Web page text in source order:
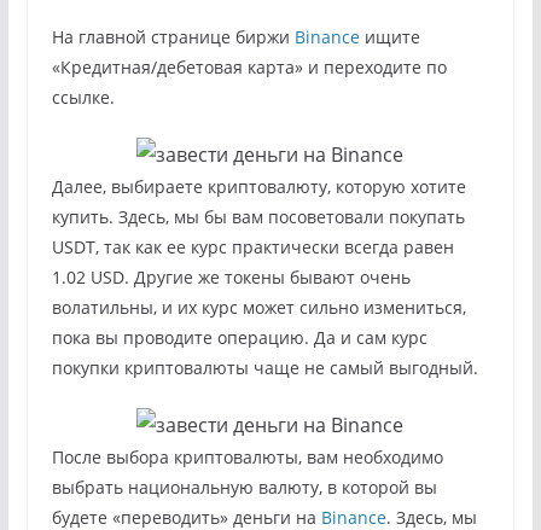
На главной странице биржи Binanceищите
«Кредитная/дебетовая карта» и переходите по
ссылке.
Далее, выбираете криптовалюту, которую хотите
купить. Здесь, мы бы вам посоветовали покупать
USDT, так как ее курс практически всегда равен
1.02 USD. Другие же токены бывают очень
волатильны, и их курс может сильно измениться,
пока вы проводите операцию. Да и сам курс
покупки криптовалюты чаще не самый выгодный.
После выбора криптовалюты, вам необходимо
выбрать национальную валюту, в которой вы
будете «переводить» деньги на Binance. Здесь, мы